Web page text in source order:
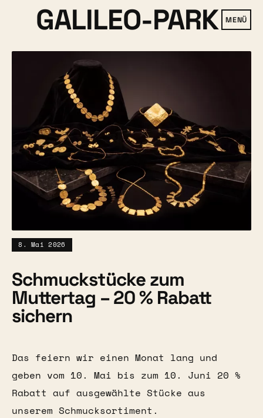
GALILEO-PARK MENÜ
8. Mai 2026
Schmuckstücke zum
Muttertag – 20 % Rabatt
sichern
Das feiern wir einen Monat lang und
geben vom 10. Mai bis zum 10. Juni 20 %
Rabatt auf ausgewählte Stücke aus
unserem Schmucksortiment.